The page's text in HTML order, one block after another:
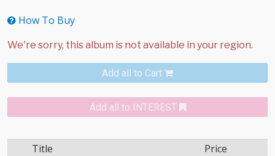
How To Buy
Add all to Cart
Add all to INTEREST
Title Price